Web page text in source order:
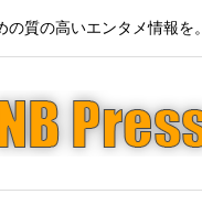
の質の高いエンタメ情報を。